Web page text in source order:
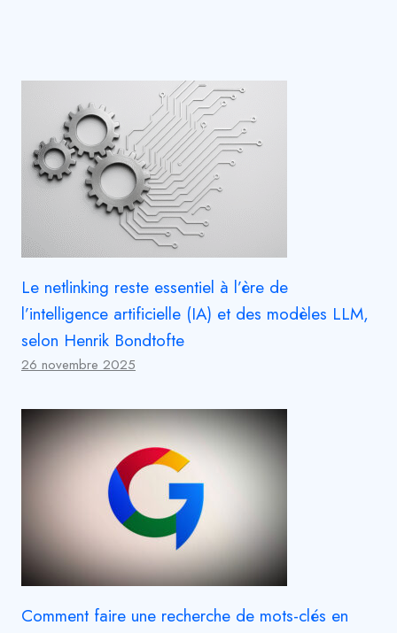
Le netlinking reste essentiel à l’ère de
l’intelligence artificielle (IA) et des modèles LLM,
selon Henrik Bondtofte
26 novembre 2025
Comment faire une recherche de mots-clés en